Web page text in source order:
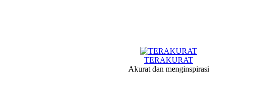
TERAKURAT
Akurat dan menginspirasi